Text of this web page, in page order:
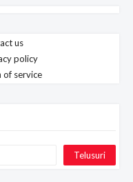
us
policy
of service